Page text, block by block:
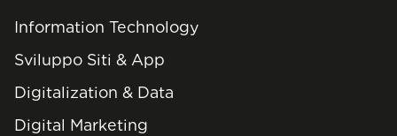
Information Technology
Sviluppo Siti & App
Digitalization & Data
Digital Marketing